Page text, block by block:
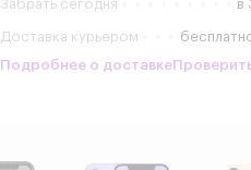
Забрать сегодня в
Доставка курьером
Подробнее о доставке